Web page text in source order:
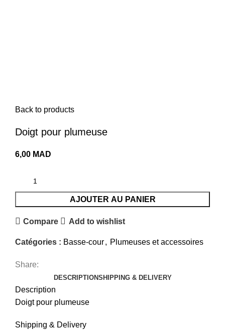
Back to products
Doigt pour plumeuse
6,00 MAD
AJOUTER AU PANIER
Compare Add to wishlist
Catégories : Basse-cour, Plumeuses et accessoires
Share:
DESCRIPTIONSHIPPING & DELIVERY
Description
Doigt pour plumeuse
Shipping & Delivery